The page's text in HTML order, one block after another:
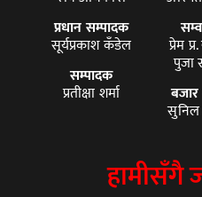
प्रधान सम्पादक
सूर्यप्रकाश कँडेल
सम्पादक
प्रतीक्षा शर्मा
प्रेम
पुजा
बजार
सुनिल
हामीसँगै